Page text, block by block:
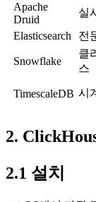
Apache
Druid
실
Elasticsearch
전
Snowflake
클
스
TimescaleDB 시
2.
2.1 설치